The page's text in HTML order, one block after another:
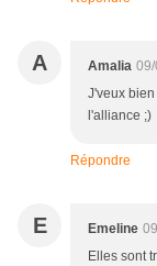
A Amalia
J'veux
l'alliance ;)
Répondre
E Emeline
Elles sont